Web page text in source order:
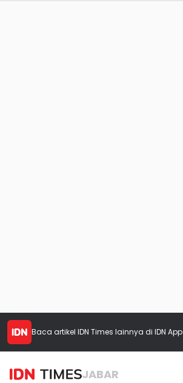
Baca artikel IDN Times lainnya di IDN App
JABAR